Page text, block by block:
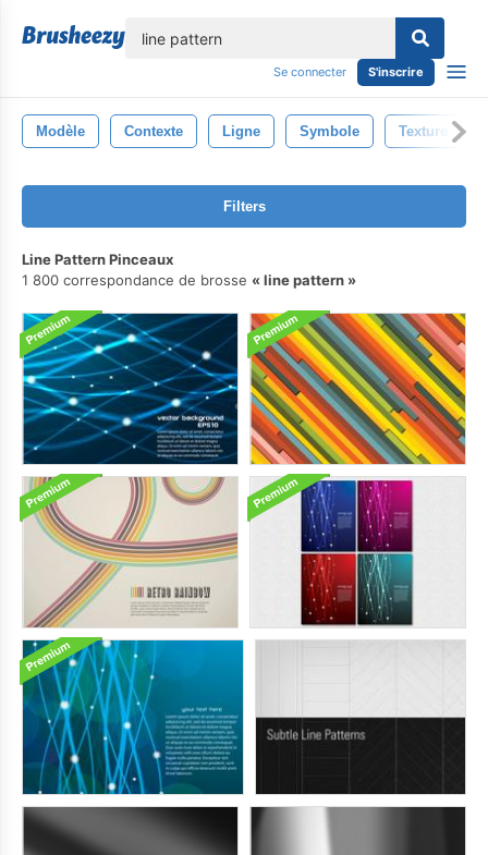
Se connecter S'inscrire
Modèle Contexte Ligne Symbole Texture
Filters
Line Pattern Pinceaux
1 800 correspondance de brosse
line pattern